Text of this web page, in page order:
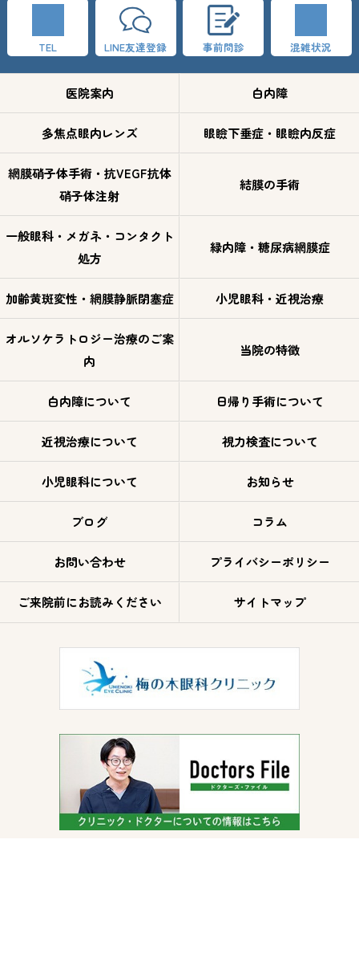
TEL LINE友達登録 事前問診 混雑状況
医院案内 白内障
多焦点眼内レンズ 眼瞼下垂症・眼瞼内反症
網膜硝子体手術・抗VEGF抗体
硝子体注射
結膜の手術
一般眼科・メガネ・コンタクト
処方
緑内障・糖尿病網膜症
加齢黄斑変性・網膜静脈閉塞症 小児眼科・近視治療
オルソケラトロジー治療のご案
内
当院の特徴
白内障について 日帰り手術について
近視治療について 視力検査について
小児眼科について お知らせ
ブログ コラム
お問い合わせ プライバシーポリシー
ご来院前にお読みください サイトマップ